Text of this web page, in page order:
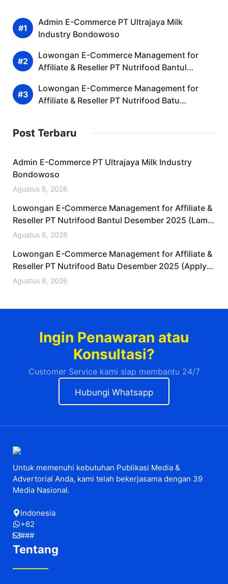
Admin E-Commerce PT Ultrajaya Milk
Industry Bondowoso
Lowongan E-Commerce Management for
Affiliate & Reseller PT Nutrifood Bantul
Lowongan E-Commerce Management for
Affiliate & Reseller PT Nutrifood Batu
Post Terbaru
Admin E-Commerce PT Ultrajaya Milk Industry
Bondowoso
Agustus 8, 2026
Lowongan E-Commerce Management for Affiliate &
Reseller PT Nutrifood Bantul Desember 2025 (Lamar
Sekarang)
Agustus 8, 2026
Lowongan E-Commerce Management for Affiliate &
Reseller PT Nutrifood Batu Desember 2025 (Apply
Now)
Agustus 8, 2026
Ingin Penawaran atau
Konsultasi?
Customer Service kami siap membantu 24/7
Hubungi Whatsapp
Untuk memenuhi kebutuhan Publikasi Media &
Advertorial Anda, kami telah bekerjasama dengan 39
Media Nasional.
Indonesia
+62
###
Tentang